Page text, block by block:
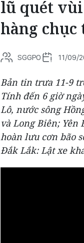
lũ quét
hàng
SGGPO 11/09/
Bản tin trưa 11-9
Tính đến 6 giờ
Lô, nước sông
và Long Biên; Yên
hoàn lưu cơn bão
Đắk Lắk: Lật xe